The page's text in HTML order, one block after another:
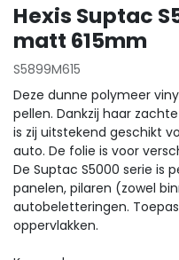
Hexis Suptac
matt 615mm
S5899M615
Deze dunne polymeer
pellen. Dankzij haar
is zij uitstekend geschikt
auto. De folie is voor
De Suptac S5000 serie is
panelen, pilaren (zowel
autobeletteringen.
oppervlakken.